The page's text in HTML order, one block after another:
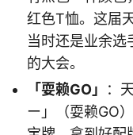
红色T恤。这届
当时还是业余选
的大会。
「耍赖GO」
：
ー」（耍赖GO